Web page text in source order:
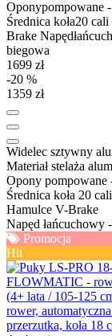
Oponypompowane
Średnica koła20 cali
Brake Napęd
biegowa
1699 zł
-20 %
1359 zł
Widelec sztywny
Materiał stelaża
Opony pompowane
Średnica koła 20 cali
Hamulce V-Brake
Napęd łańcuchowy
Promocja
Hit